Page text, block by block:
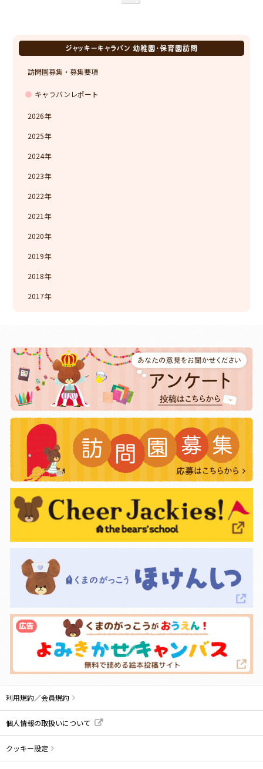
ジャッキーキャラバン 幼稚園・保育園訪問
訪問園募集・募集要項
キャラバンレポート
2026
2025
2024
2023
2022
2021
2020
2019
2018
2017
利用規約／会員規約
個人情報の取扱いについて
クッキー設定